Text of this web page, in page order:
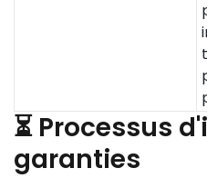
⏳ Processus
garanties